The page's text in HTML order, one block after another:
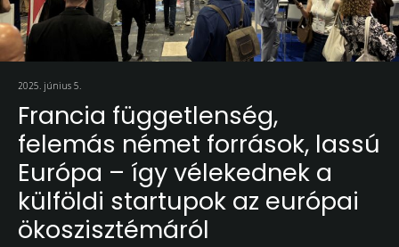
2025. június 5.
Francia függetlenség,
felemás német források, lassú
Európa – így vélekednek a
külföldi startupok az európai
ökoszisztémáról